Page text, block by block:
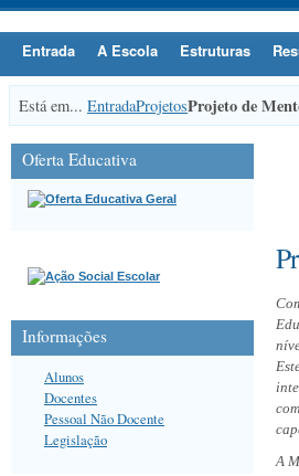
Entrada A Escola Estruturas
Está em... EntradaProjetosProjeto de
A
Oferta Educativa
Informações
Alunos
Docentes
Pessoal Não Docente
Legislação